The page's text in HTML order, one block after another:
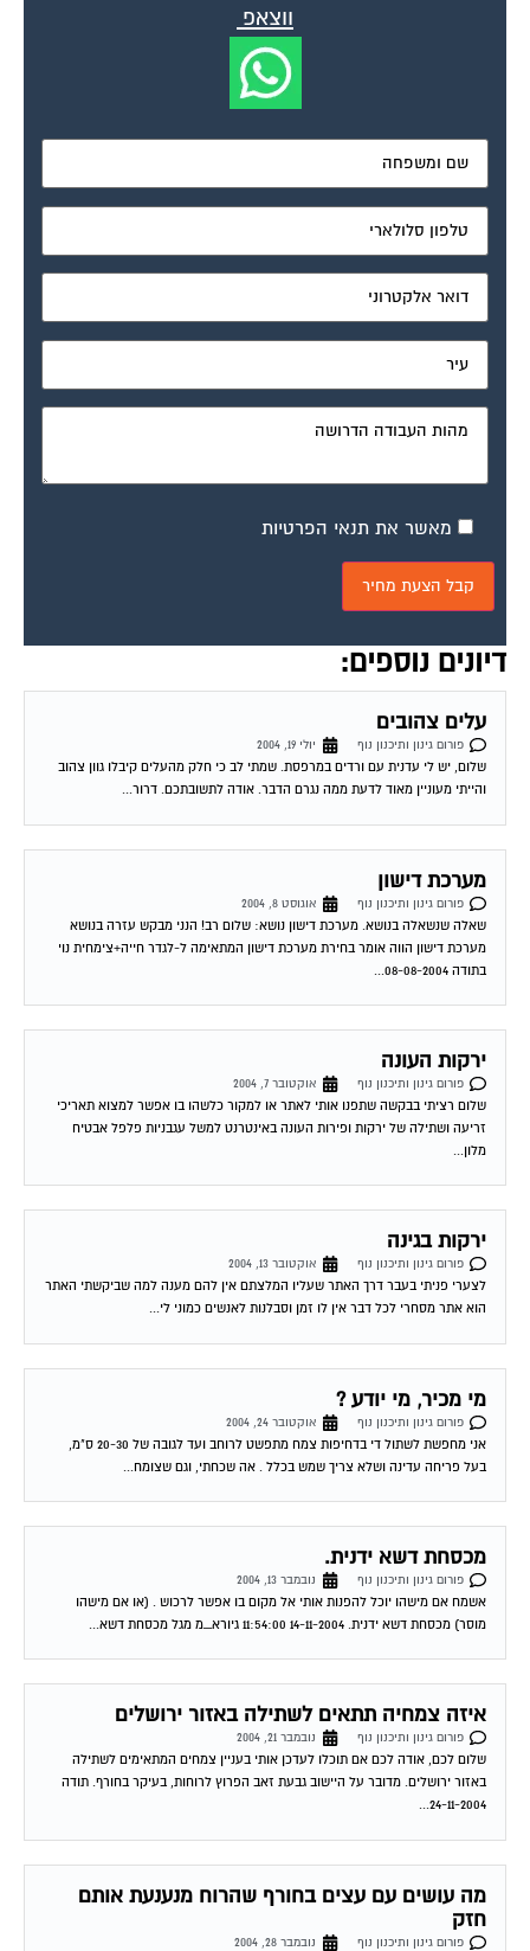
דיונים נוספים:
עלים צהובים
פורום גינון ותיכנון נוף
שלום, יש לי עדנית עם ורדים במרפסת. שמתי לב כי חלק מהעלים קיבלו גוון צהוב
והייתי מעוניין מאוד לדעת ממה נגרם הדבר. אודה לתשובתכם. דרור...
מערכת דישון
פורום גינון ותיכנון נוף
שאלה שנשאלה בנושא. מערכת דישון נושא: שלום רב! הנני מבקש עזרה בנושא
מערכת דישון הווה אומר בחירת מערכת דישון המתאימה ל-לגדר חייה+צימחית נוי
בתודה 08-08-2004...
ירקות העונה
פורום גינון ותיכנון נוף
שלום רציתי בבקשה שתפנו אותי לאתר או למקור כלשהו בו אפשר למצוא תאריכי
זריעה ושתילה של ירקות ופירות העונה באינטרנט למשל עגבניות פלפל אבטיח
מלון...
ירקות בגינה
פורום גינון ותיכנון נוף
לצערי פניתי בעבר דרך האתר שעליו המלצתם אין להם מענה למה שביקשתי האתר
הוא אתר מסחרי לכל דבר אין לו זמן וסבלנות לאנשים כמוני לי...
מי מכיר, מי יודע ?
פורום גינון ותיכנון נוף
בעל פריחה עדינה ושלא צריך שמש בכלל . אה שכחתי, וגם שצומח...
מכסחת דשא ידנית.
פורום גינון ותיכנון נוף
אשמח אם מישהו יוכל להפנות אותי אל מקום בו אפשר לרכוש . (או אם מישהו
מוסר) מכסחת דשא ידנית. 14-11-2004 11:54:00 גיורא_מ מגל מכסחת דשא...
איזה צמחיה תתאים לשתילה באזור ירושלים
פורום גינון ותיכנון נוף
נובמבר 21, 2004
שלום לכם, אודה לכם אם תוכלו לעדכן אותי בעניין צמחים המתאימים לשתילה
באזור ירושלים. מדובר על היישוב גבעת זאב הפרוץ לרוחות, בעיקר בחורף. תודה
24-11-2004...
מה עושים עם עצים בחורף שהרוח מנענעת אותם
חזק
פורום גינון ותיכנון נוף
שלום, אני מחזיר ברשותי גינה חדשה שלא מזמן הגנן סייפם אם עבודתו, יש לי כמה